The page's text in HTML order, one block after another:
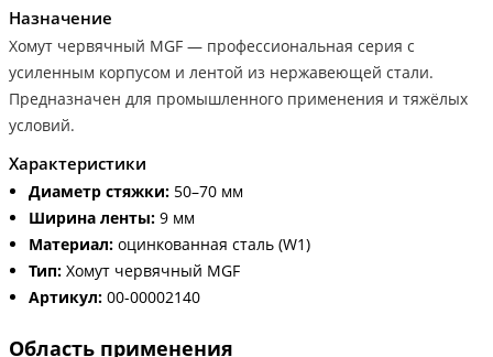
Назначение
Хомут червячный MGF — профессиональная серия с
усиленным корпусом и лентой из нержавеющей стали.
Предназначен для промышленного применения и тяжёлых
условий.
Характеристики
Диаметр стяжки: 50–70 мм
Ширина ленты: 9 мм
Материал: оцинкованная сталь (W1)
Тип: Хомут червячный MGF
Артикул: 00-00002140
Область применения